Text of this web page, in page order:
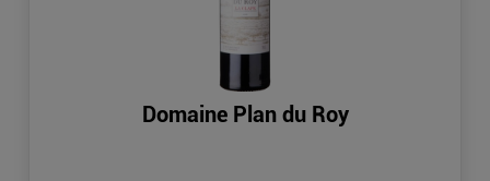
Domaine Plan du Roy